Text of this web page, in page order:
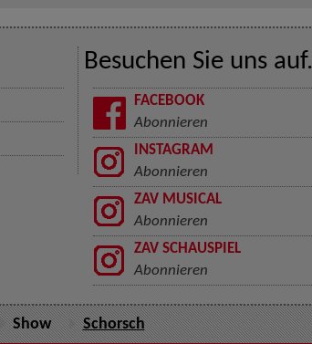
Besuchen Sie uns
FACEBOOK
Abonnieren
INSTAGRAM
Abonnieren
ZAV MUSICAL
Abonnieren
ZAV SCHAUSPIEL
Abonnieren
Show Schorsch